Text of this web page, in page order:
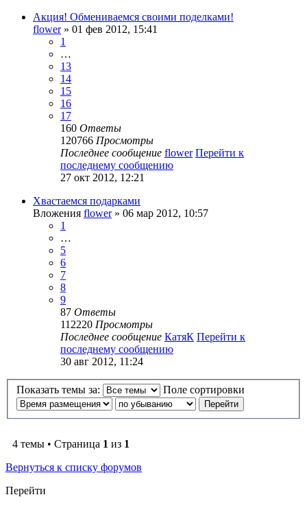
Акция! Обмениваемся своими поделками!
flower» 01 фев 2012, 15:41
1
…
13
14
15
16
17
160 Ответы
120766 Просмотры
Последнее сообщение flower Перейти к
последнему сообщению
27 окт 2012, 12:21
Хвастаемся подарками
Вложения flower» 06 мар 2012, 10:57
1
…
5
6
7
8
9
87 Ответы
112220 Просмотры
Последнее сообщение КатяК Перейти к
последнему сообщению
30 авг 2012, 11:24
Показать темы за: Поле сортировки
4 темы • Страница 1 из 1
Вернуться к списку форумов
Перейти